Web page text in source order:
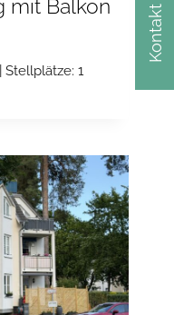
Kontakt
mit Balkon
Stellplätze: 1